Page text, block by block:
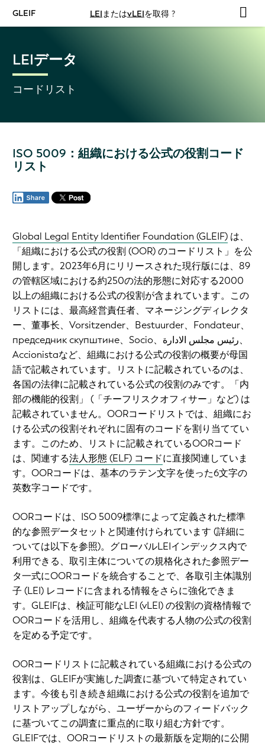
GLEIF LEIまたはvLEIを取得 ?
LEIデータ
コードリスト
ISO 5009：組織における公式の役割コード
リスト
Global Legal Entity Identifier Foundation (GLEIF) は、
「組織における公式の役割 (OOR) のコードリスト」を公
開します。2023年6月にリリースされた現行版には、89
の管轄区域における約250の法的形態に対応する2000
以上の組織における公式の役割が含まれています。この
リストには、最高経営責任者、マネージングディレクタ
ー、董事长、Vorsitzender、Bestuurder、Fondateur、
председник скупштине、Socio、رئيس مجلس الادارة、
Accionistaなど、組織における公式の役割の概要が母国
語で記載されています。リストに記載されているのは、
各国の法律に記載されている公式の役割のみです。「内
部の機能的役割」 (「チーフリスクオフィサー」など) は
記載されていません。OORコードリストでは、組織にお
ける公式の役割それぞれに固有のコードを割り当ててい
ます。このため、リストに記載されているOORコード
は、関連する法人形態 (ELF) コードに直接関連していま
す。OORコードは、基本のラテン文字を使った6文字の
英数字コードです。
OORコードは、ISO 5009標準によって定義された標準
的な参照データセットと関連付けられています (詳細に
ついては以下を参照)。グローバルLEIインデックス内で
利用できる、取引主体についての規格化された参照デー
タ一式にOORコードを統合することで、各取引主体識別
子 (LEI) レコードに含まれる情報をさらに強化できま
す。GLEIFは、検証可能なLEI (vLEI) の役割の資格情報で
OORコードを活用し、組織を代表する人物の公式の役割
を定める予定です。
OORコードリストに記載されている組織における公式の
役割は、GLEIFが実施した調査に基づいて特定されてい
ます。今後も引き続き組織における公式の役割を追加で
リストアップしながら、ユーザーからのフィードバック
に基づいてこの調査に重点的に取り組む方針です。
GLEIFでは、OORコードリストの最新版を定期的に公開